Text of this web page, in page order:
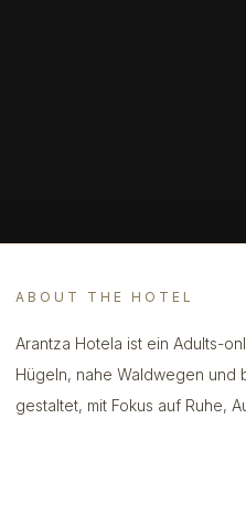
ABOUT THE HOTEL
Arantza Hotela ist ein Adults-
Hügeln, nahe Waldwegen und
gestaltet, mit Fokus auf Ruhe,